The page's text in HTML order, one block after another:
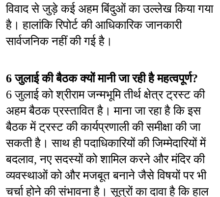
विवाद से जुड़े कई अहम बिंदुओं का उल्लेख किया गया
है। हालांकि रिपोर्ट की आधिकारिक जानकारी
सार्वजनिक नहीं की गई है।
6 जुलाई की बैठक क्यों मानी जा रही है महत्वपूर्ण?
6 जुलाई को श्रीराम जन्मभूमि तीर्थ क्षेत्र ट्रस्ट की
अहम बैठक प्रस्तावित है। माना जा रहा है कि इस
बैठक में ट्रस्ट की कार्यप्रणाली की समीक्षा की जा
सकती है। साथ ही पदाधिकारियों की जिम्मेदारियों में
बदलाव, नए सदस्यों को शामिल करने और मंदिर की
व्यवस्थाओं को और मजबूत बनाने जैसे विषयों पर भी
चर्चा होने की संभावना है। सूत्रों का दावा है कि हाल